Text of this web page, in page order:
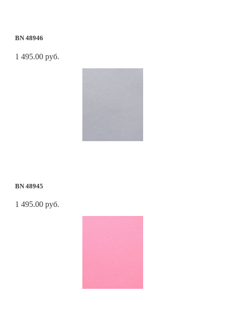
BN 48946
1 495.00 руб.
BN 48945
1 495.00 руб.